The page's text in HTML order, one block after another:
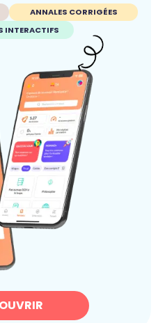
ANNALES CORRIGÉES
INTERACTIFS